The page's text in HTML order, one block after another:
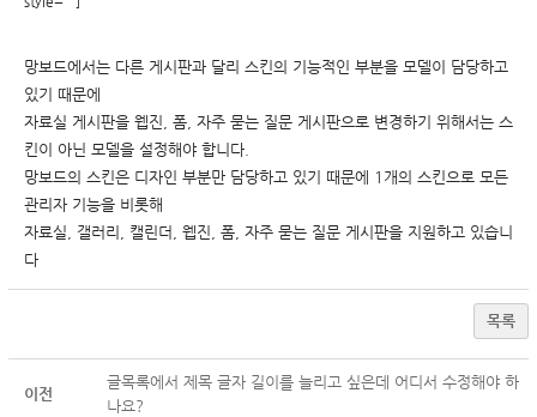
망보드에서는 다른 게시판과 달리 스킨의 기능적인 부분을 모델이 담당하고
있기 때문에
자료실 게시판을 웹진, 폼, 자주 묻는 질문 게시판으로 변경하기 위해서는 스
킨이 아닌 모델을 설정해야 합니다.
망보드의 스킨은 디자인 부분만 담당하고 있기 때문에 1개의 스킨으로 모든
관리자 기능을 비롯해
자료실, 갤러리, 캘린더, 웹진, 폼, 자주 묻는 질문 게시판을 지원하고 있습니
다
목록
이전
글목록에서 제목 글자 길이를 늘리고 싶은데 어디서 수정해야 하
나요?